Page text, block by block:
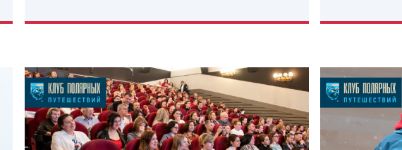
УЗНАТЬ ПОДРОБНЕЕ